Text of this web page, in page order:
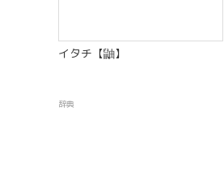
イタチ【鼬】
辞典